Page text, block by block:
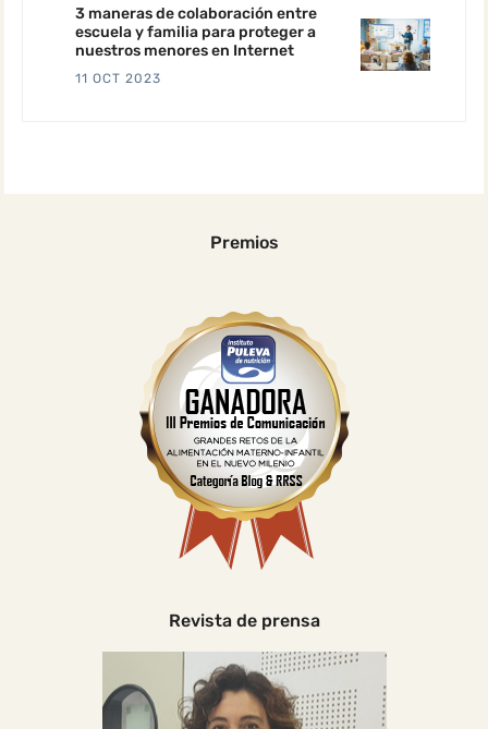
3 maneras de colaboración entre
escuela y familia para proteger a
nuestros menores en Internet
11 OCT 2023
Premios
Revista de prensa